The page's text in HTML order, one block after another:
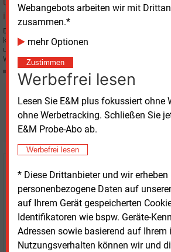
Webangebots arbeiten wir mit
zusammen.*
mehr Optionen
Zustimmen
Werbefrei lesen
Lesen Sie E&M plus fokussiert ohne
ohne Werbetracking. Schließen Sie
E&M Probe-Abo ab.
Werbefrei lesen
* Diese Drittanbieter und wir erheben
personenbezogene Daten auf
auf Ihrem Gerät gespeicherten
Identifikatoren wie bspw. Geräte-
Adressen sowie basierend auf Ihrem
Nutzungsverhalten können wir und
Der französische Atomkonzern Areva und die
konnten beide nicht die Mehrheit an dem REpower
und haben sich daher auf eine gemeinsame
Windkraftanlagen-Herstellers geeinigt.
Möchten Sie
weitere
Kaufen Sie den Artikel
erhalten Sie sofort diesen
nur €2.98